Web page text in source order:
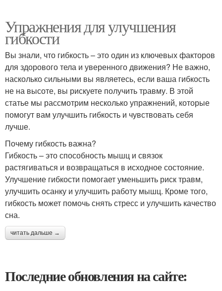
Упражнения для улучшения
гибкости
Вы знали, что гибкость – это один из ключевых факторов
для здорового тела и уверенного движения? Не важно,
насколько сильными вы являетесь, если ваша гибкость
не на высоте, вы рискуете получить травму. В этой
статье мы рассмотрим несколько упражнений, которые
помогут вам улучшить гибкость и чувствовать себя
лучше.
Почему гибкость важна?
Гибкость – это способность мышц и связок
растягиваться и возвращаться в исходное состояние.
Улучшение гибкости помогает уменьшить риск травм,
улучшить осанку и улучшить работу мышц. Кроме того,
гибкость может помочь снять стресс и улучшить качество
сна.
читать дальше →
Последние обновления на сайте: